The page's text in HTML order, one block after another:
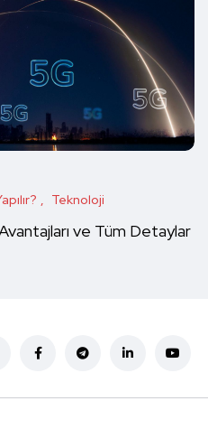
Teknoloji
Avantajları ve Tüm Detaylar